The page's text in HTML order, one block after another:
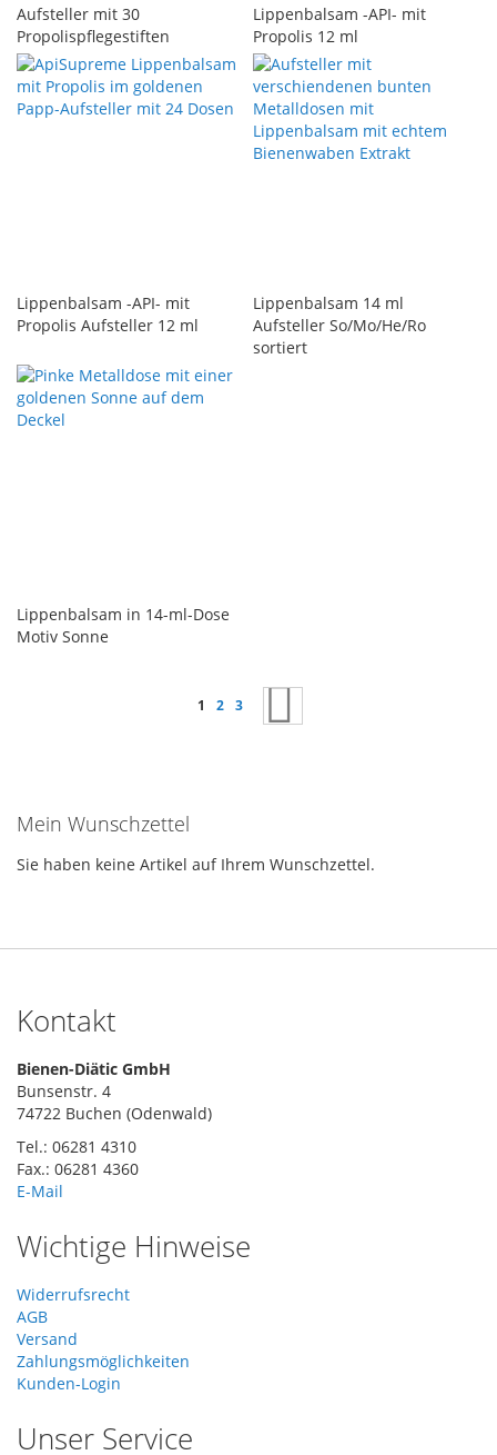
Aufsteller mit 30
Propolispflegestiften
Lippenbalsam -API- mit
Propolis 12 ml
Lippenbalsam -API- mit
Propolis Aufsteller 12 ml
Lippenbalsam 14 ml
Aufsteller So/Mo/He/Ro
sortiert
Lippenbalsam in 14-ml-Dose
Motiv Sonne
Seite
Sie lesen gerade Seite
1 Seite
2 Seite
3
Mein Wunschzettel
Sie haben keine Artikel auf Ihrem Wunschzettel.
Kontakt
Bienen-Diätic GmbH
Bunsenstr. 4
74722 Buchen (Odenwald)
Tel.: 06281 4310
Fax.: 06281 4360
E-Mail
Wichtige Hinweise
Widerrufsrecht
AGB
Versand
Zahlungsmöglichkeiten
Kunden-Login
Unser Service